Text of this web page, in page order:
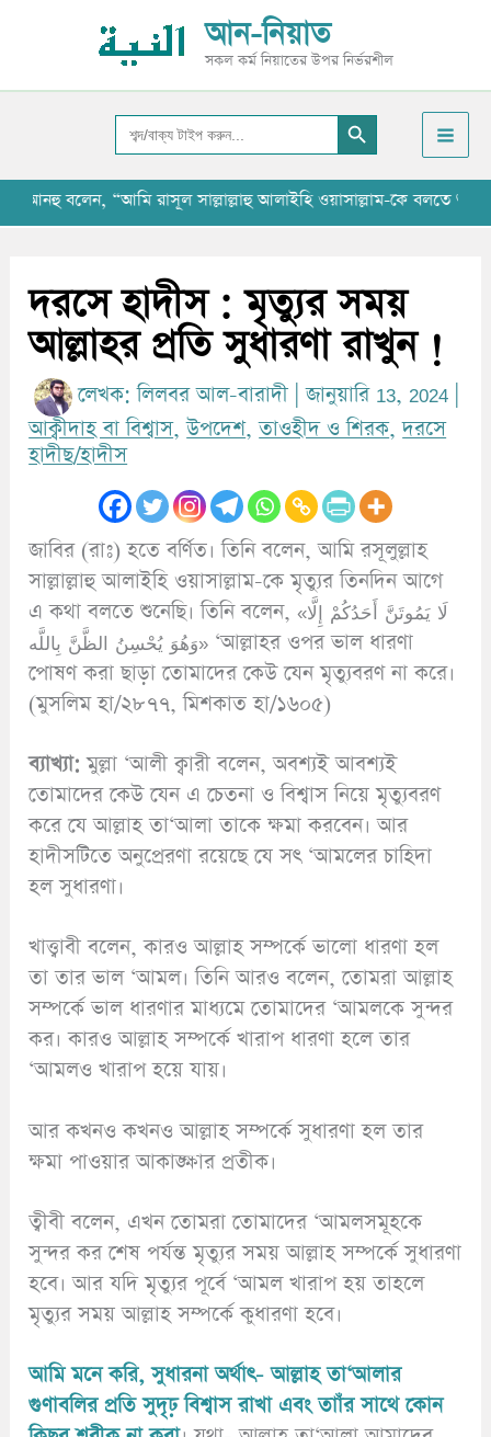
আন-নিয়াত
সকল কর্ম নিয়াতের উপর নির্ভরশীল
Search
for:
Search Button
“আমি রাসূল সাল্লাল্লাহু আলাইহি ওয়াসাল্লাম-কে বলতে শুনেছি যে,
দরসে হাদীস : মৃত্যুর সময়
আল্লাহর প্রতি সুধারণা রাখুন !
লেখক: লিলবর আল-বারাদী |জানুয়ারি 13, 2024
আক্বীদাহ বা বিশ্বাস,উপদেশ,তাওহীদ ও শিরক,দরসে
হাদীছ/হাদীস
জাবির (রাঃ) হতে বর্ণিত। তিনি বলেন, আমি রসূলুল্লাহ
সাল্লাল্লাহু আলাইহি ওয়াসাল্লাম-কে মৃত্যুর তিনদিন আগে
এ কথা বলতে শুনেছি। তিনি বলেন, «لَا يَمُوتَنَّ أَحَدُكُمْ إِلَّا
وَهُوَ يُحْسِنُ الظَّنَّ بِاللَّه» ‘আল্লাহর ওপর ভাল ধারণা
পোষণ করা ছাড়া তোমাদের কেউ যেন মৃত্যুবরণ না করে।
(মুসলিম হা/২৮৭৭, মিশকাত হা/১৬০৫)
ব্যাখ্যা: মুল্লা ‘আলী ক্বারী বলেন, অবশ্যই আবশ্যই
তোমাদের কেউ যেন এ চেতনা ও বিশ্বাস নিয়ে মৃত্যুবরণ
করে যে আল্লাহ তা‘আলা তাকে ক্ষমা করবেন। আর
হাদীসটিতে অনুপ্রেরণা রয়েছে যে সৎ ‘আমলের চাহিদা
হল সুধারণা।
খাত্ত্বাবী বলেন, কারও আল্লাহ সম্পর্কে ভালো ধারণা হল
তা তার ভাল ‘আমল। তিনি আরও বলেন, তোমরা আল্লাহ
সম্পর্কে ভাল ধারণার মাধ্যমে তোমাদের ‘আমলকে সুন্দর
কর। কারও আল্লাহ সম্পর্কে খারাপ ধারণা হলে তার
‘আমলও খারাপ হয়ে যায়।
আর কখনও কখনও আল্লাহ সম্পর্কে সুধারণা হল তার
ক্ষমা পাওয়ার আকাঙ্ক্ষার প্রতীক।
ত্বীবী বলেন, এখন তোমরা তোমাদের ‘আমলসমূহকে
সুন্দর কর শেষ পর্যন্ত মৃত্যুর সময় আল্লাহ সম্পর্কে সুধারণা
হবে। আর যদি মৃত্যুর পূর্বে ‘আমল খারাপ হয় তাহলে
মৃত্যুর সময় আল্লাহ সম্পর্কে কুধারণা হবে।
আমি মনে করি, সুধারনা অর্থাৎ- আল্লাহ তা‘আলার
গুণাবলির প্রতি সুদৃঢ় বিশ্বাস রাখা এবং তাাঁর সাথে কোন
ই